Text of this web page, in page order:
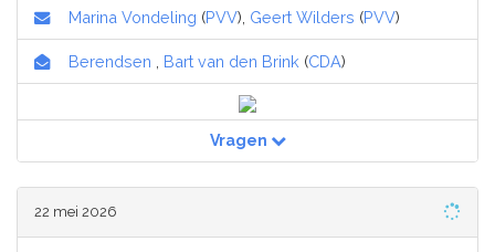
Marina Vondeling (PVV), Geert Wilders (PVV)
Berendsen Bart van den Brink (CDA)
Vragen
22 mei 2026